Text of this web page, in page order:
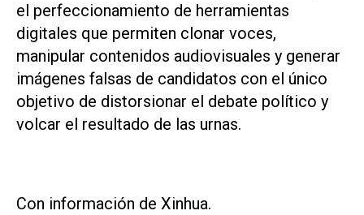
el perfeccionamiento de herramientas
digitales que permiten clonar voces,
manipular contenidos audiovisuales y generar
imágenes falsas de candidatos con el único
objetivo de distorsionar el debate político y
volcar el resultado de las urnas.
Con información de Xinhua.